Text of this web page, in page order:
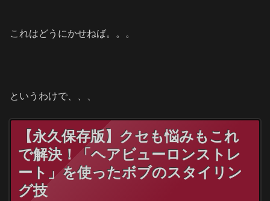
これはどうにかせねば。。。
というわけで、、、
【永久保存版】クセも悩みもこれ
で解決！「ヘアビューロンストレ
ート」を使ったボブのスタイリン
グ技